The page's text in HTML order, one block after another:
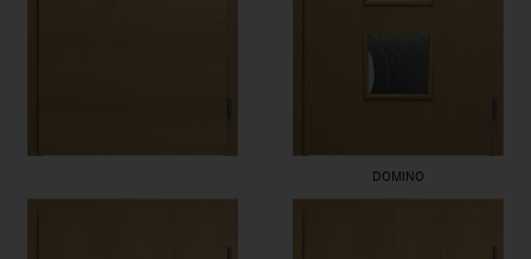
DOMINO